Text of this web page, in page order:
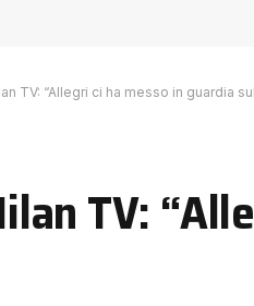
TV: “Allegri ci ha messo in guardia
TV: